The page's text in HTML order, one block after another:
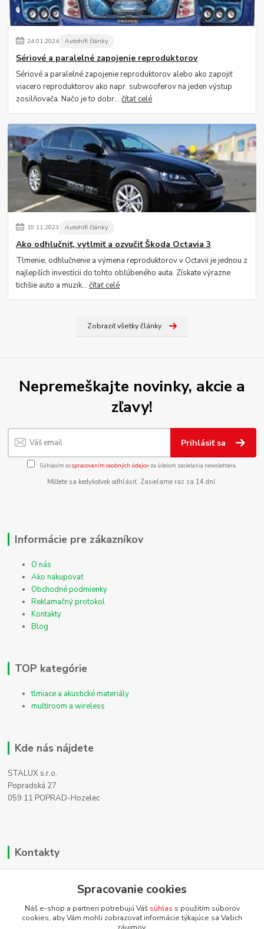
24.01.2024 Autohifi články
Sériové a paralelné zapojenie reproduktorov
Sériové a paralelné zapojenie reproduktorov alebo ako zapojiť
viacero reproduktorov ako napr. subwooferov na jeden výstup
zosilňovača. Načo je to dobr...čítať celé
19.11.2023 Autohifi články
Ako odhlučniť, vytlmiť a ozvučiť Škoda Octavia 3
Tlmenie, odhlučnenie a výmena reproduktorov v Octavii je jednou z
najlepších investícii do tohto obľúbeného auta. Získate výrazne
tichšie auto a muzik...čítať celé
Zobraziť všetky články
Nepremeškajte novinky, akcie a
zľavy!
Prihlásiť sa
Súhlasím sospracovaním osobných údajov za účelom zasielania newslettera.
Môžete sa kedykoľvek odhlásiť. Zasielame raz za 14 dní.
Informácie pre zákazníkov
O nás
Ako nakupovať
Obchodné podmienky
Reklamačný protokol
Kontakty
Blog
TOP kategórie
tlmiace a akustické materiály
multiroom a wireless
Kde nás nájdete
STALUX s.r.o.
Popradská 27
059 11 POPRAD-Hozelec
Kontakty
+421 911 990 200
info@homehifi.sk
Spracovanie cookies
Náš e-shop a partneri potrebujú Váš súhlas s použitím súborov
cookies, aby Vám mohli zobrazovať informácie týkajúce sa Vašich